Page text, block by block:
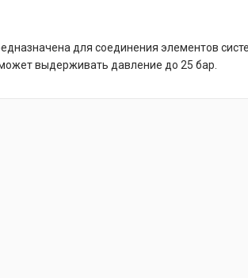
для соединения элементов
выдерживать давление до 25 бар.